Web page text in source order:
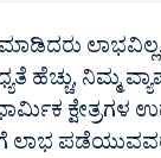
ಲಾಭವಿಲ್ಲ,
ಹೆಚ್ಚು, ನಿಮ್ಮ
ಕ್ಷೇತ್ರಗಳ
ಲಾಭ